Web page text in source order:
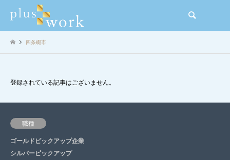
四条畷市
登録されている記事はございません。
職種
ゴールドピックアップ企業
シルバーピックアップ